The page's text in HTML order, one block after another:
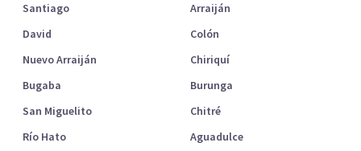
Santiago
Arraiján
David
Colón
Nuevo Arraiján
Chiriquí
Bugaba
Burunga
San Miguelito
Chitré
Río Hato
Aguadulce